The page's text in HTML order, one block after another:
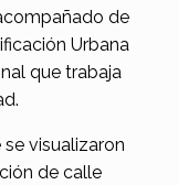
de
Urbana
que trabaja
visualizaron
de calle